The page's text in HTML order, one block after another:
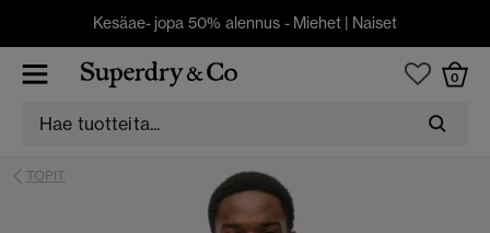
Kesäae- jopa 50% alennus - Miehet | Naiset
0
TOPIT